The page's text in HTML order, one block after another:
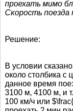
проехать мимо
Скорость поезда
Решение:
В условии
около столбика с
данное время
3100 м, 4100 м, и
100 км/ч или